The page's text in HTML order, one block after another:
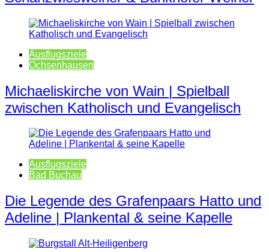
Ausflugsziele
Ochsenhausen
Michaeliskirche von Wain | Spielball
zwischen Katholisch und Evangelisch
Ausflugsziele
Bad Buchau
Die Legende des Grafenpaars Hatto und
Adeline | Plankental & seine Kapelle